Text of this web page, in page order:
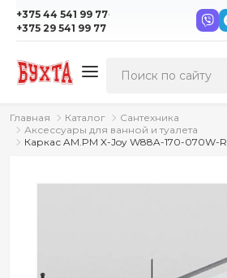
+375 44 541 99 77·
+375 29 541 99 77
Главная Каталог
Сантехника
Аксессуары для ванной и туалета
Каркас AM.PM X-Joy W88A-170-070W-R